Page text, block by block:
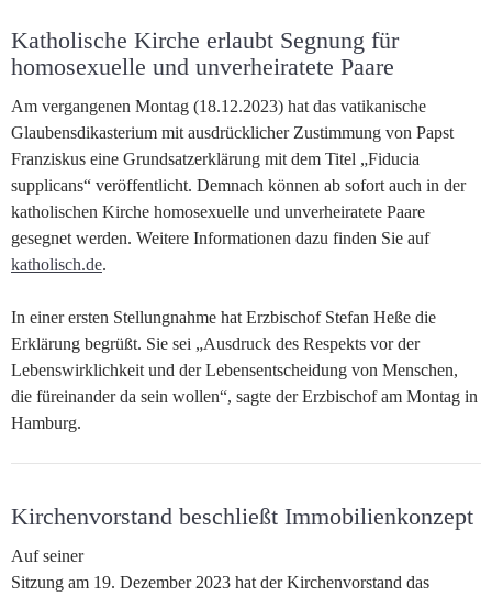
Katholische Kirche erlaubt Segnung für
homosexuelle und unverheiratete Paare
Am vergangenen Montag (18.12.2023) hat das vatikanische
Glaubensdikasterium mit ausdrücklicher Zustimmung von Papst
Franziskus eine Grundsatzerklärung mit dem Titel „Fiducia
supplicans“ veröffentlicht. Demnach können ab sofort auch in der
katholischen Kirche homosexuelle und unverheiratete Paare
gesegnet werden. Weitere Informationen dazu finden Sie auf
katholisch.de.
In einer ersten Stellungnahme hat Erzbischof Stefan Heße die
Erklärung begrüßt. Sie sei „Ausdruck des Respekts vor der
Lebenswirklichkeit und der Lebensentscheidung von Menschen,
die füreinander da sein wollen“, sagte der Erzbischof am Montag in
Hamburg.
Kirchenvorstand beschließt Immobilienkonzept
Auf seiner
Sitzung am 19. Dezember 2023 hat der Kirchenvorstand das